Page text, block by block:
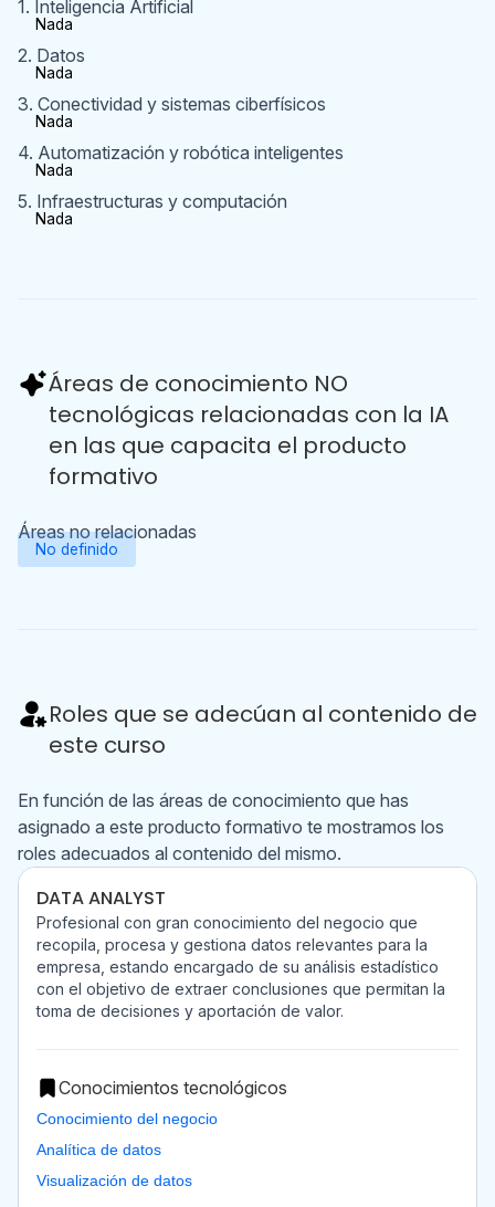
1. Inteligencia Artificial
Nada
2. Datos
Nada
3. Conectividad y sistemas ciberfísicos
Nada
4. Automatización y robótica inteligentes
Nada
5. Infraestructuras y computación
Nada
Áreas de conocimiento NO
tecnológicas relacionadas con la IA
en las que capacita el producto
formativo
Áreas no relacionadas
No definido
Roles que se adecúan al contenido de
este curso
En función de las áreas de conocimiento que has
asignado a este producto formativo te mostramos los
roles adecuados al contenido del mismo.
DATA ANALYST
Profesional con gran conocimiento del negocio que
recopila, procesa y gestiona datos relevantes para la
empresa, estando encargado de su análisis estadístico
con el objetivo de extraer conclusiones que permitan la
toma de decisiones y aportación de valor.
Conocimientos tecnológicos
Conocimiento del negocio
Analítica de datos
Visualización de datos